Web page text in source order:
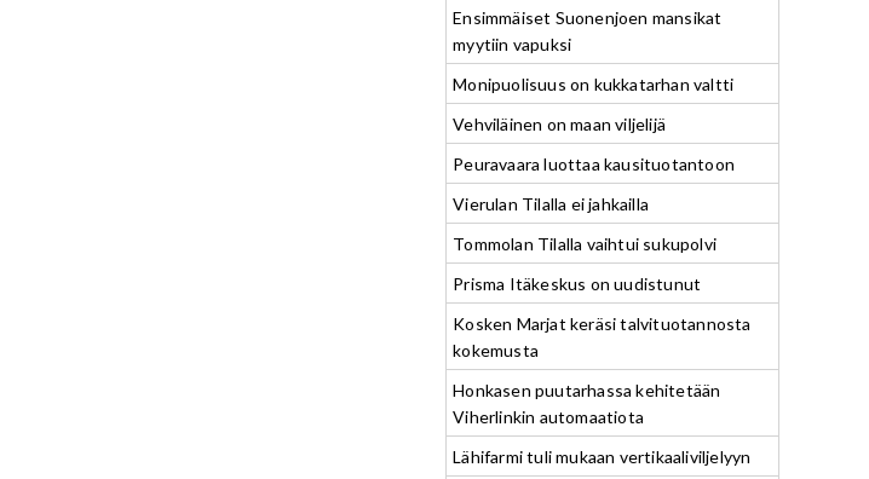
Ensimmäiset Suonenjoen mansikat
myytiin vapuksi
Monipuolisuus on kukkatarhan valtti
Vehviläinen on maan viljelijä
Peuravaara luottaa kausituotantoon
Vierulan Tilalla ei jahkailla
Tommolan Tilalla vaihtui sukupolvi
Prisma Itäkeskus on uudistunut
Kosken Marjat keräsi talvituotannosta
kokemusta
Honkasen puutarhassa kehitetään
Viherlinkin automaatiota
Lähifarmi tuli mukaan vertikaaliviljelyyn